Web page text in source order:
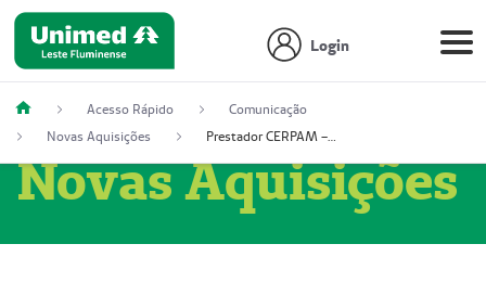
Login
Acesso Rápido
Comunicação
Novas Aquisições
Prestador CERPAM – Centro de Reabilitação S/S Ltda-ME (52004274-8)
Novas Aquisições